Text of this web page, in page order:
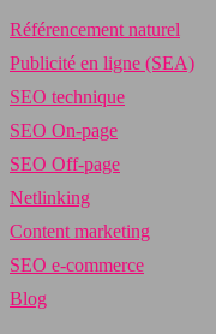
Référencement naturel
Publicité en ligne (SEA)
SEO technique
SEO On-page
SEO Off-page
Netlinking
Content marketing
SEO e-commerce
Blog